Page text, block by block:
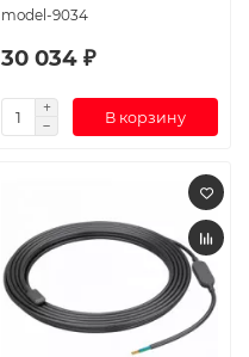
model-9034
30 034 ₽
В корзину